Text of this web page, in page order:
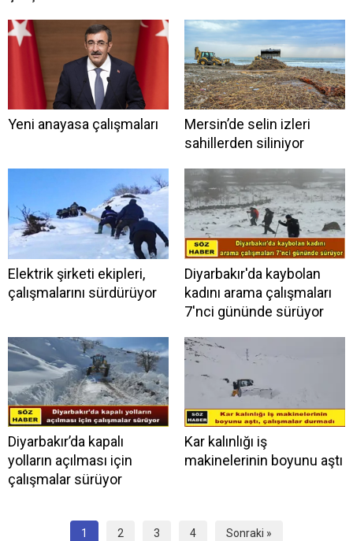
Yeni anayasa çalışmaları
Mersin’de selin izleri
sahillerden siliniyor
Elektrik şirketi ekipleri,
çalışmalarını sürdürüyor
Diyarbakır'da kaybolan
kadını arama çalışmaları
7'nci gününde sürüyor
Diyarbakır’da kapalı
yolların açılması için
çalışmalar sürüyor
Kar kalınlığı iş
makinelerinin boyunu aştı
1 2 3 4 Sonraki »